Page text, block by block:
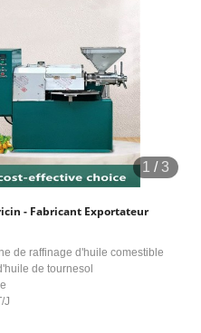
1 /3
- Fabricant Exportateur
de raffinage d'huile comestible
de tournesol
J